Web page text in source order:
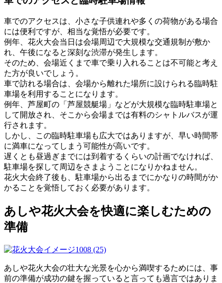
車でのアクセスは、小さな子供連れや多くの荷物がある場合
には便利ですが、相当な覚悟が必要です。
例年、花火大会当日は会場周辺で大規模な交通規制が敷か
れ、午後になると深刻な渋滞が発生します。
そのため、会場近くまで車で乗り入れることは不可能と考え
た方が良いでしょう。
車で訪れる場合は、会場から離れた場所に設けられる臨時駐
車場を利用することになります。
例年、芦屋町の「芦屋競艇場」などが大規模な臨時駐車場と
して開放され、そこから会場までは有料のシャトルバスが運
行されます。
しかし、この臨時駐車場も広大ではありますが、早い時間帯
に満車になってしまう可能性が高いです。
遅くとも昼過ぎまでには到着するくらいの計画でなければ、
駐車場を探して周辺をさまようことになりかねません。
花火大会終了後も、駐車場から出るまでにかなりの時間がか
かることを覚悟しておく必要があります。
あしや花火大会を快適に楽しむための
準備
あしや花火大会の壮大な光景を心から満喫するためには、事
前の準備が成功の鍵を握っていると言っても過言ではありま